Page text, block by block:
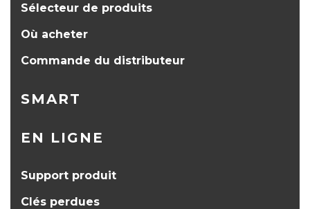
Sélecteur de produits
Où acheter
Commande du distributeur
SMART
EN LIGNE
Support produit
Clés perdues